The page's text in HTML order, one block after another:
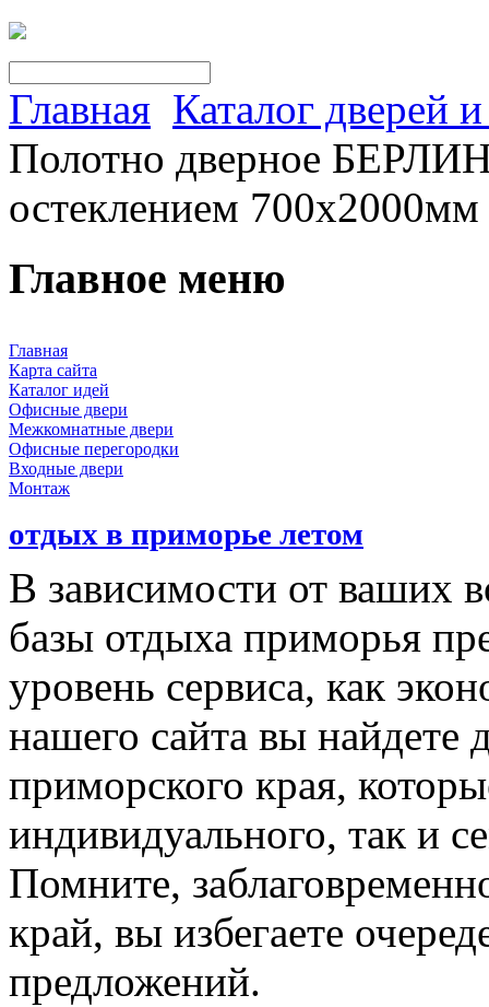
Главная Каталог дверей
Полотно дверное
остеклением 700х2000мм
Главное меню
Главная
Карта сайта
Каталог идей
Офисные двери
Межкомнатные двери
Офисные перегородки
Входные двери
Монтаж
отдых в приморье летом
В зависимости от ваших
базы отдыха приморья
уровень сервиса, как
нашего сайта вы найдете
приморского края,
индивидуального, так и
Помните,
край, вы избегаете
предложений.